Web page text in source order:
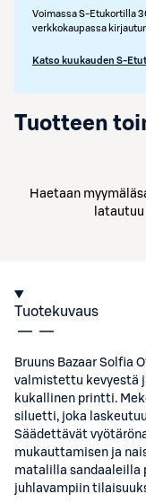
Voimassa S-Etukortilla
verkkokaupassa
Katso kuukauden S-
Tuotteen
Haetaan
latautuu
Tuotekuvaus
Bruuns Bazaar Solfia
valmistettu kevyestä
kukallinen printti.
siluetti, joka
Säädettävät
mukauttamisen ja
matalilla sandaaleilla
juhlavampiin